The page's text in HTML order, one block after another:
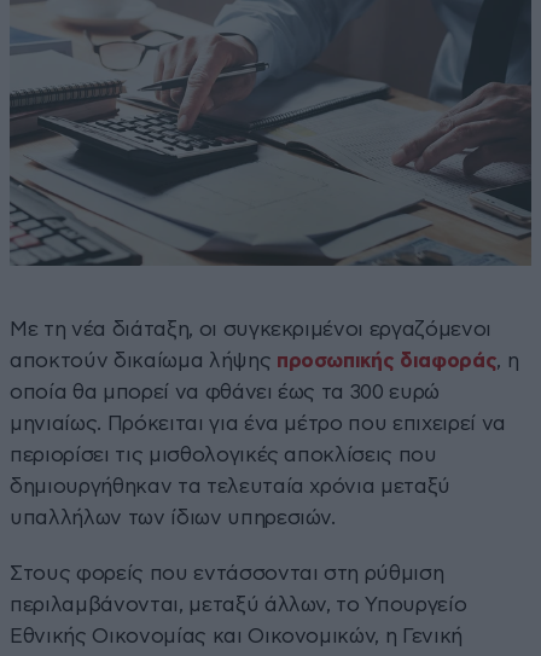
Με τη νέα διάταξη, οι συγκεκριμένοι εργαζόμενοι
αποκτούν δικαίωμα λήψης προσωπικής διαφοράς, η
οποία θα μπορεί να φθάνει έως τα 300 ευρώ
μηνιαίως. Πρόκειται για ένα μέτρο που επιχειρεί να
περιορίσει τις μισθολογικές αποκλίσεις που
δημιουργήθηκαν τα τελευταία χρόνια μεταξύ
υπαλλήλων των ίδιων υπηρεσιών.
Στους φορείς που εντάσσονται στη ρύθμιση
περιλαμβάνονται, μεταξύ άλλων, το Υπουργείο
Εθνικής Οικονομίας και Οικονομικών, η Γενική